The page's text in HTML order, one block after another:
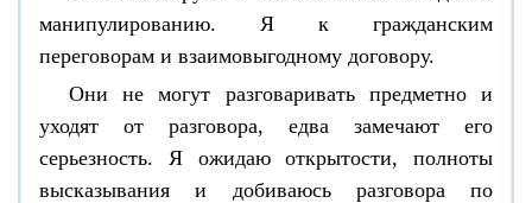
манипулированию. Я к гражданским
переговорам и взаимовыгодному договору.
Они не могут разговаривать предметно и
уходят от разговора, едва замечают его
серьезность. Я ожидаю открытости, полноты
высказывания и добиваюсь разговора по